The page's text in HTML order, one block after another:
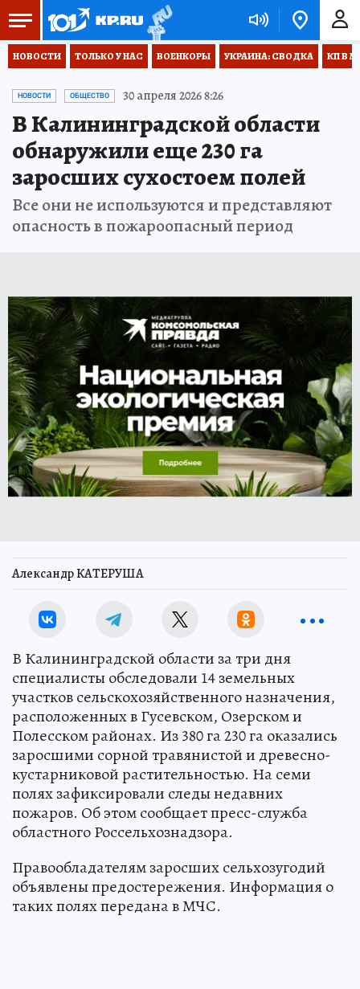
НОВОСТИ ТОЛЬКО У НАС ВОЕНКОРЫ УКРАИНА: СВОДКА КП В
НОВОСТИ ОБЩЕСТВО 30 апреля 2026 8:26
В Калининградской области
обнаружили еще 230 га
заросших сухостоем полей
Все они не используются и представляют
опасность в пожароопасный период
Александр КАТЕРУША
В Калининградской области за три дня
специалисты обследовали 14 земельных
участков сельскохозяйственного назначения,
расположенных в Гусевском, Озерском и
Полесском районах. Из 380 га 230 га оказались
заросшими сорной травянистой и древесно-
кустарниковой растительностью. На семи
полях зафиксировали следы недавних
пожаров. Об этом сообщает пресс-служба
областного Россельхознадзора.
Правообладателям заросших сельхозугодий
объявлены предостережения. Информация о
таких полях передана в МЧС.